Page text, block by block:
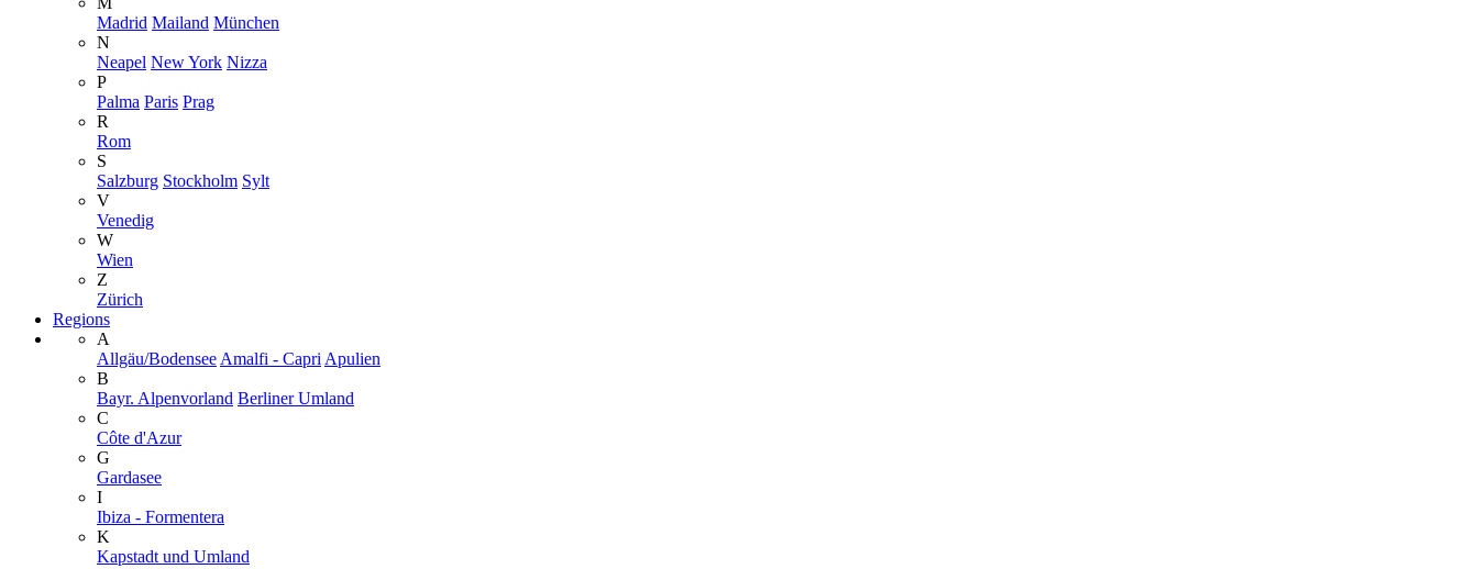
Madrid Mailand München
N
Neapel New York Nizza
P
Palma Paris Prag
R
Rom
S
Salzburg Stockholm Sylt
V
Venedig
W
Wien
Z
Zürich
Regions
A
Allgäu/Bodensee Amalfi - Capri Apulien
B
Bayr. Alpenvorland Berliner Umland
C
Côte d'Azur
G
Gardasee
I
Ibiza - Formentera
K
Kapstadt und Umland